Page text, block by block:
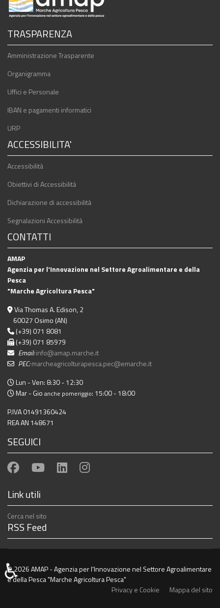
TRASPARENZA
Amministrazione Trasparente
Organigramma
Uffici e Personale
IBAN e pagamenti informatici
URP
ACCESSIBILITA'
Accessibilità
Obiettivi di Accessibilità
Dichiarazione di accessibilità
Segnalazioni Accessibilità
CONTATTI
AMAP
Agenzia per l'Innovazione nel Settore Agroalimentare e della
Pesca
"Marche Agricoltura Pesca"
Via Thomas A. Edison, 2
60027 Osimo (AN)
(+39) 071 8081
(+39) 071 85979
Email:info@amap.marche.it
PEC:marcheagricolturapesca.pec@emarche.it
Lun - Ven: 8:30 - 12:30
Mar - Gio anche pomeriggio: 15:00 - 18:00
P.IVA 01491360424
REA AN 148671
SEGUICI
Link utili
Cerca nel sito
RSS Feed
© 2026 AMAP - Agenzia per l'Innovazione nel Settore Agroalimentare
e della Pesca "Marche Agricoltura Pesca"
Privacy e Cookie
Mappa del sito